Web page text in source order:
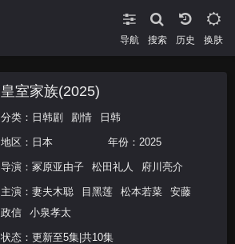
导航 搜索 换肤
皇室家族(2025)
分类： 日韩剧 剧情 日韩
地区： 日本 年份： 2025
导演： 冢原亚由子 松田礼人 府川亮介
主演： 妻夫木聪 目黑莲 松本若菜
安藤
政信
小泉孝太
状态：更新至5集|共10集